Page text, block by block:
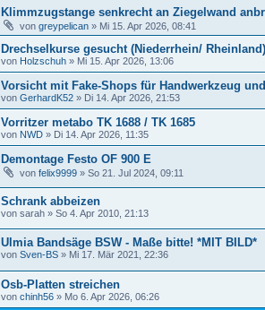
Klimmzugstange senkrecht an Ziegelwand
von greypelican » Mi 15. Apr 2026, 08:41
Drechselkurse gesucht (Niederrhein/ Rheinland)
von Holzschuh » Mi 15. Apr 2026, 13:06
Vorsicht mit Fake-Shops für Handwerkzeug
von GerhardK52 » Di 14. Apr 2026, 21:53
Vorritzer metabo TK 1688 / TK 1685
von NWD » Di 14. Apr 2026, 11:35
Demontage Festo OF 900 E
von felix9999 » So 21. Jul 2024, 09:11
Schrank abbeizen
von sarah » So 4. Apr 2010, 21:13
Ulmia Bandsäge BSW - Maße bitte! *MIT BILD*
von Sven-BS » Mi 17. Mär 2021, 22:36
Osb-Platten streichen
von chinh56 » Mo 6. Apr 2026, 06:26